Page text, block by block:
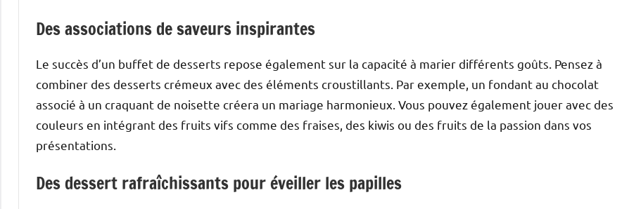
Des associations de saveurs inspirantes
Le succès d’un buffet de desserts repose également sur la capacité à marier différents goûts. Pensez à
combiner des desserts crémeux avec des éléments croustillants. Par exemple, un fondant au chocolat
associé à un craquant de noisette créera un mariage harmonieux. Vous pouvez également jouer avec des
couleurs en intégrant des fruits vifs comme des fraises, des kiwis ou des fruits de la passion dans vos
présentations.
Des dessert rafraîchissants pour éveiller les papilles